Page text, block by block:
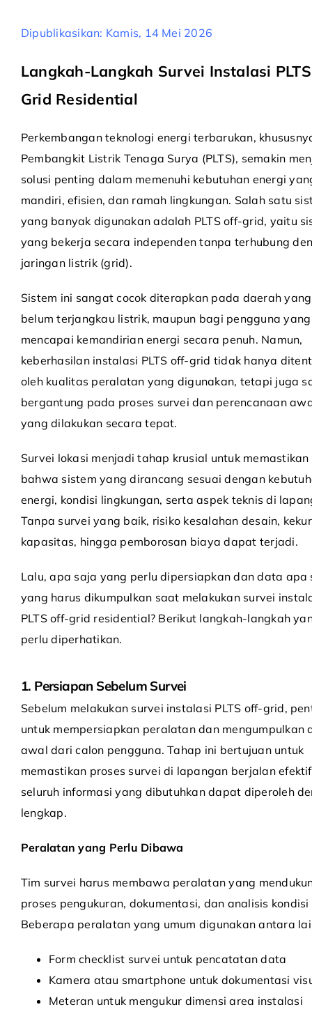
Dipublikasikan: Kamis, 14 Mei 2026
Langkah-Langkah Survei Instalasi
Grid Residential
Perkembangan teknologi energi terbarukan,
Pembangkit Listrik Tenaga Surya (PLTS), semakin
solusi penting dalam memenuhi kebutuhan energi
mandiri, efisien, dan ramah lingkungan. Salah satu
yang banyak digunakan adalah PLTS off-grid, yaitu
yang bekerja secara independen tanpa terhubung
jaringan listrik (grid).
Sistem ini sangat cocok diterapkan pada daerah yang
belum terjangkau listrik, maupun bagi pengguna
mencapai kemandirian energi secara penuh. Namun,
keberhasilan instalasi PLTS off-grid tidak hanya
oleh kualitas peralatan yang digunakan, tetapi juga
bergantung pada proses survei dan perencanaan
yang dilakukan secara tepat.
Survei lokasi menjadi tahap krusial untuk memastikan
bahwa sistem yang dirancang sesuai dengan
energi, kondisi lingkungan, serta aspek teknis di
Tanpa survei yang baik, risiko kesalahan desain,
kapasitas, hingga pemborosan biaya dapat terjadi.
Lalu, apa saja yang perlu dipersiapkan dan data apa
yang harus dikumpulkan saat melakukan survei
PLTS off-grid residential? Berikut langkah-langkah
perlu diperhatikan.
1. Persiapan Sebelum Survei
Sebelum melakukan survei instalasi PLTS off-grid,
untuk mempersiapkan peralatan dan mengumpulkan
awal dari calon pengguna. Tahap ini bertujuan untuk
memastikan proses survei di lapangan berjalan
seluruh informasi yang dibutuhkan dapat diperoleh
lengkap.
Peralatan yang Perlu Dibawa
Tim survei harus membawa peralatan yang
proses pengukuran, dokumentasi, dan analisis kondisi
Beberapa peralatan yang umum digunakan antara
Form checklist survei untuk pencatatan data
Kamera atau smartphone untuk dokumentasi
Meteran untuk mengukur dimensi area instalasi